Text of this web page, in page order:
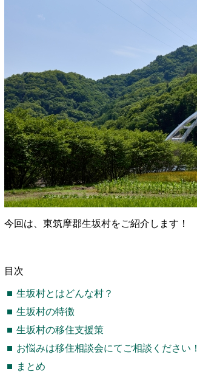
今回は、東筑摩郡生坂村をご紹介します！
目次
生坂村とはどんな村？
生坂村の特徴
生坂村の移住支援策
お悩みは移住相談会にてご相談ください！
まとめ